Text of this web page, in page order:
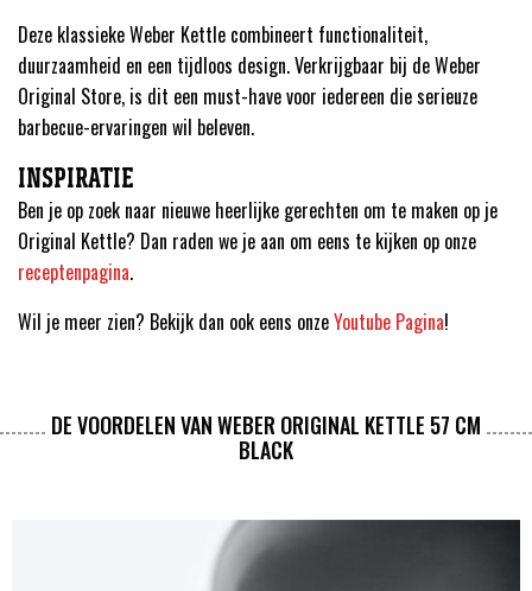
Deze klassieke Weber Kettle combineert functionaliteit,
duurzaamheid en een tijdloos design. Verkrijgbaar bij de Weber
Original Store, is dit een must-have voor iedereen die serieuze
barbecue-ervaringen wil beleven.
INSPIRATIE
Ben je op zoek naar nieuwe heerlijke gerechten om te maken op je
Original Kettle? Dan raden we je aan om eens te kijken op onze
receptenpagina.
Wil je meer zien? Bekijk dan ook eens onzeYoutube Pagina!
DE VOORDELEN VAN WEBER ORIGINAL KETTLE 57 CM
BLACK